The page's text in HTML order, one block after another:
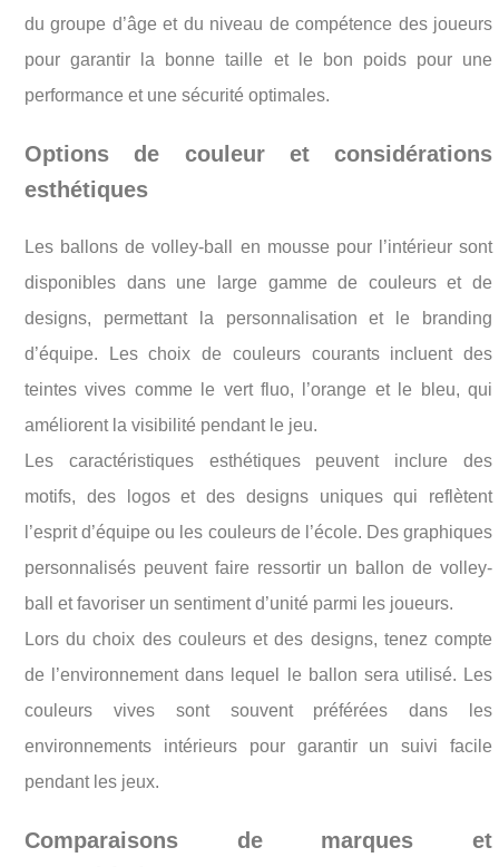
du groupe d’âge et du niveau de compétence des joueurs
pour garantir la bonne taille et le bon poids pour une
performance et une sécurité optimales.
Options de couleur et considérations
esthétiques
Les ballons de volley-ball en mousse pour l’intérieur sont
disponibles dans une large gamme de couleurs et de
designs, permettant la personnalisation et le branding
d’équipe. Les choix de couleurs courants incluent des
teintes vives comme le vert fluo, l’orange et le bleu, qui
améliorent la visibilité pendant le jeu.
Les caractéristiques esthétiques peuvent inclure des
motifs, des logos et des designs uniques qui reflètent
l’esprit d’équipe ou les couleurs de l’école. Des graphiques
personnalisés peuvent faire ressortir un ballon de volley-
ball et favoriser un sentiment d’unité parmi les joueurs.
Lors du choix des couleurs et des designs, tenez compte
de l’environnement dans lequel le ballon sera utilisé. Les
couleurs vives sont souvent préférées dans les
environnements intérieurs pour garantir un suivi facile
pendant les jeux.
Comparaisons de marques et